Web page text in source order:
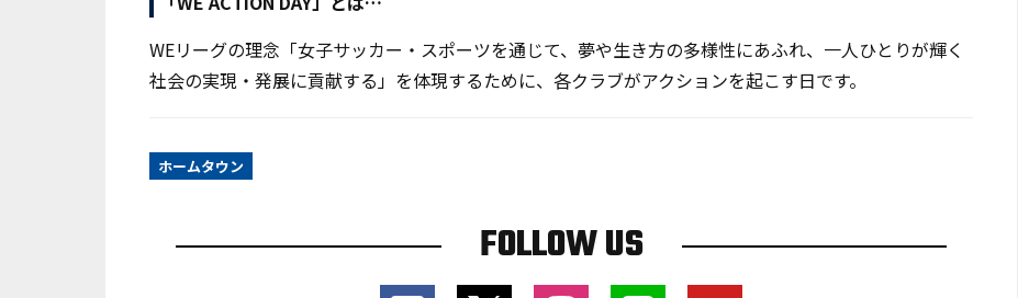
WEリーグの理念「女子サッカー・スポーツを通じて、夢や生き方の多様性にあふれ、一人ひとりが輝く
社会の実現・発展に貢献する」を体現するために、各クラブがアクションを起こす日です。
ホームタウン
FOLLOW US